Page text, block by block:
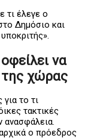
έλεγε ο
Δημόσιο και
να
της χώρας
το τι
τακτικές
ανασφάλεια.
ο πρόεδρος